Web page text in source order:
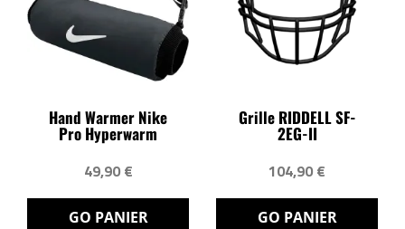
Hand Warmer Nike
Pro Hyperwarm
49,90 €
GO PANIER
Grille RIDDELL SF-
2EG-II
104,90 €
GO PANIER